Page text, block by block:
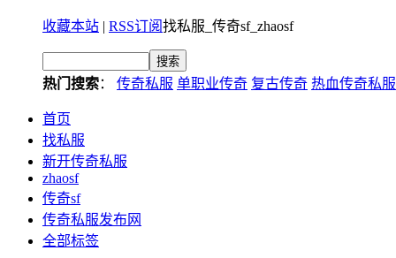
收藏本站 | RSS订阅找私服_传奇sf_zhaosf
热门搜索： 传奇私服 单职业传奇 复古传奇 热血传奇私服
首页
找私服
新开传奇私服
zhaosf
传奇sf
传奇私服发布网
全部标签